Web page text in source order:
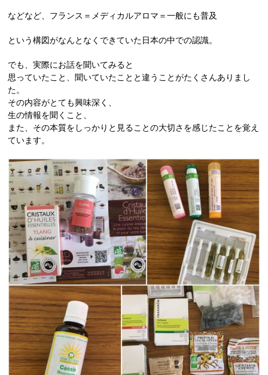
などなど、フランス＝メディカルアロマ＝一般にも普及
という構図がなんとなくできていた日本の中での認識。
でも、実際にお話を聞いてみると
思っていたこと、聞いていたことと違うことがたくさんありまし
た。
その内容がとても興味深く、
生の情報を聞くこと、
また、その本質をしっかりと見ることの大切さを感じたことを覚え
ています。